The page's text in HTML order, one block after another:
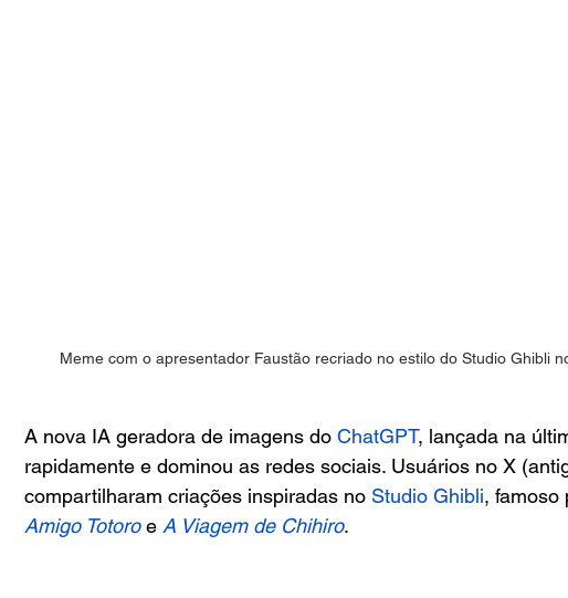
Meme com o apresentador Faustão recriado no estilo do Studio Ghibli
A nova IA geradora de imagens do ChatGPT, lançada na
rapidamente e dominou as redes sociais. Usuários no X
compartilharam criações inspiradas no Studio Ghibli, famoso
Amigo Totoro e A Viagem de Chihiro.